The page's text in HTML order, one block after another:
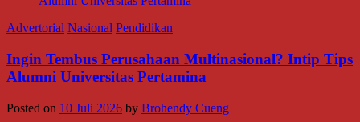
Advertorial Nasional Pendidikan
Ingin Tembus Perusahaan Multinasional? Intip Tips
Alumni Universitas Pertamina
Posted on 10 Juli 2026 by Brohendy Cueng